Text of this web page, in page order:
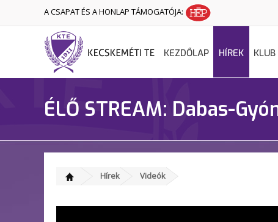
A CSAPAT ÉS A HONLAP TÁMOGATÓJA:
KEZDŐLAP HÍREK KLUB
ÉLŐ STREAM: Dabas-
Hírek Videók